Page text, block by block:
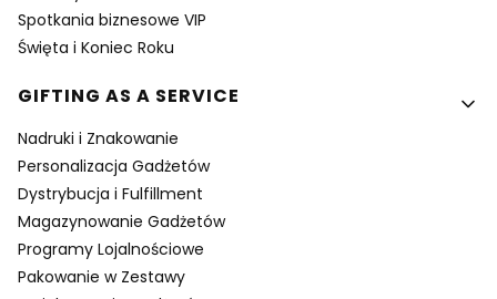
Spotkania biznesowe VIP
Święta i Koniec Roku
GIFTING AS A SERVICE
Nadruki i Znakowanie
Personalizacja Gadżetów
Dystrybucja i Fulfillment
Magazynowanie Gadżetów
Programy Lojalnościowe
Pakowanie w Zestawy